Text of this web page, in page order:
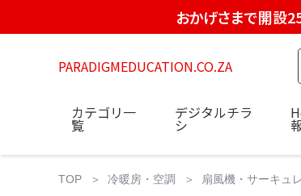
おかげさまで開設
PARADIGMEDUCATION.CO.ZA
カテゴリ一
覧
デジタルチラ
シ
TOP 冷暖房・空調 扇風機・サーキュ